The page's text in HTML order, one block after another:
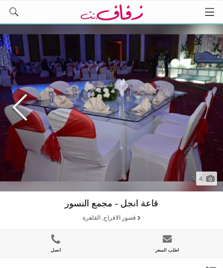
4
قاعة انجل - مجمع النسور
قصور الافراح, القاهرة
اطلب السعر اتصل